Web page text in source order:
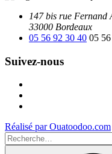
147 bis rue Fernand
33000 Bordeaux
05 56 92 30 40 05
Suivez-nous
Réalisé par Ouatoodoo.com
Recherche
pour